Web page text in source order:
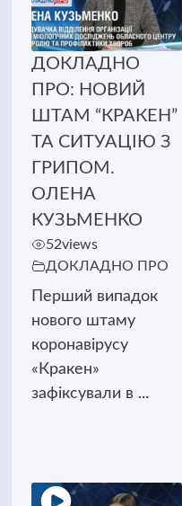
ДОКЛАДНО
ПРО: НОВИЙ
ШТАМ “КРАКЕН”
ТА СИТУАЦІЮ З
ГРИПОМ.
ОЛЕНА
КУЗЬМЕНКО
52views
ДОКЛАДНО ПРО
Перший випадок
нового штаму
коронавірусу
«Кракен»
зафіксували в ...